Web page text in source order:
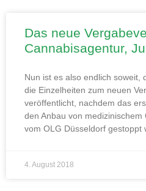
Das neue
Cannabisagentur,
Nun ist es also endlich soweit,
die Einzelheiten zum neuen
veröffentlicht, nachdem das
den Anbau von medizinischem
vom OLG Düsseldorf gestoppt
4. August 2018